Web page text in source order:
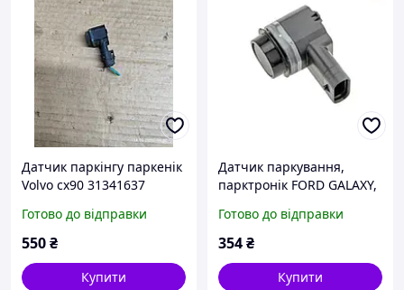
Датчик паркінгу паркенік
Volvo cx90 31341637
Готово до відправки
550₴
Купити
Датчик паркування,
парктронік FORD GALAXY,
1765444, 6G9215K859CB,
6G9215K859CC
Готово до відправки
354₴
Купити